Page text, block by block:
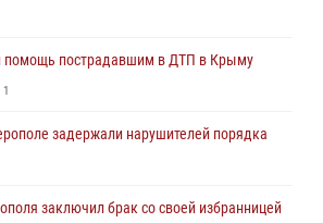
задержали гражданина,
серии краж
задержали нарушителя на охраняемом
помощь пострадавшим в ДТП в Крыму
1
задержали нарушителей порядка
заключил брак со своей избранницей